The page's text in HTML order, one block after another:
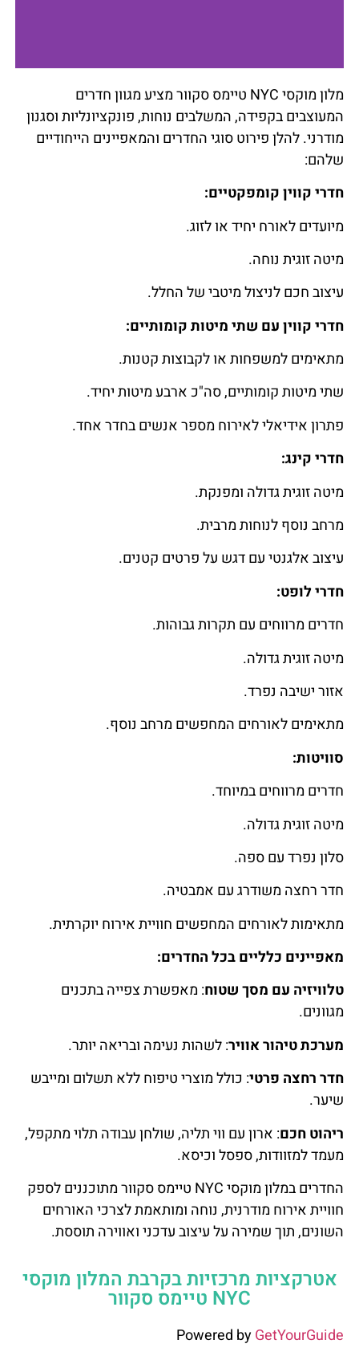
להזמנת חדר
במלון לחצו כאן
מלון מוקסי NYC טיימס סקוור מציע מגוון חדרים
המעוצבים בקפידה, המשלבים נוחות, פונקציונליות וסגנון
מודרני. להלן פירוט סוגי החדרים והמאפיינים הייחודיים
שלהם:
חדרי קווין קומפקטיים:
מיועדים לאורח יחיד או לזוג.
מיטה זוגית נוחה.
עיצוב חכם לניצול מיטבי של החלל.
חדרי קווין עם שתי מיטות קומותיים:
מתאימים למשפחות או לקבוצות קטנות.
שתי מיטות קומותיים, סה"כ ארבע מיטות יחיד.
פתרון אידיאלי לאירוח מספר אנשים בחדר אחד.
חדרי קינג:
מיטה זוגית גדולה ומפנקת.
מרחב נוסף לנוחות מרבית.
עיצוב אלגנטי עם דגש על פרטים קטנים.
חדרי לופט:
חדרים מרווחים עם תקרות גבוהות.
מיטה זוגית גדולה.
אזור ישיבה נפרד.
מתאימים לאורחים המחפשים מרחב נוסף.
סוויטות:
חדרים מרווחים במיוחד.
מיטה זוגית גדולה.
סלון נפרד עם ספה.
חדר רחצה משודרג עם אמבטיה.
מתאימות לאורחים המחפשים חוויית אירוח יוקרתית.
מאפיינים כלליים בכל החדרים:
טלוויזיה עם מסך שטוח: מאפשרת צפייה בתכנים
מגוונים.
מערכת טיהור אוויר: לשהות נעימה ובריאה יותר.
חדר רחצה פרטי: כולל מוצרי טיפוח ללא תשלום ומייבש
שיער.
ריהוט חכם: ארון עם ווי תליה, שולחן עבודה תלוי מתקפל,
מעמד למזוודות, ספסל וכיסא.
החדרים במלון מוקסי NYC טיימס סקוור מתוכננים לספק
חוויית אירוח מודרנית, נוחה ומותאמת לצרכי האורחים
השונים, תוך שמירה על עיצוב עדכני ואווירה תוססת.
אטרקציות מרכזיות בקרבת המלון מוקסי
NYC טיימס סקוור
Powered byGetYourGuide